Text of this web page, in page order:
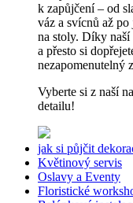
k zapůjčení – od
váz a svícnů až
na stoly. Díky naší
a přesto si
nezapomenutelný
Vyberte si z naší
detailu!
jak si půjčit
Květinový servis
Oslavy a Eventy
Floristické